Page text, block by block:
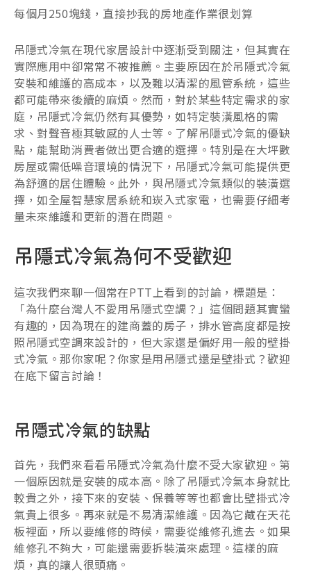
每個月250塊錢，直接抄我的房地產作業很划算
吊隱式冷氣在現代家居設計中逐漸受到關注，但其實在
實際應用中卻常常不被推薦。主要原因在於吊隱式冷氣
安裝和維護的高成本，以及難以清潔的風管系統，這些
都可能帶來後續的麻煩。然而，對於某些特定需求的家
庭，吊隱式冷氣仍然有其優勢，如特定裝潢風格的需
求、對聲音極其敏感的人士等。了解吊隱式冷氣的優缺
點，能幫助消費者做出更合適的選擇。特別是在大坪數
房屋或需低噪音環境的情況下，吊隱式冷氣可能提供更
為舒適的居住體驗。此外，與吊隱式冷氣類似的裝潢選
擇，如全屋智慧家居系統和崁入式家電，也需要仔細考
量未來維護和更新的潛在問題。
吊隱式冷氣為何不受歡迎
這次我們來聊一個常在PTT上看到的討論，標題是：
「為什麼台灣人不愛用吊隱式空調？」這個問題其實蠻
有趣的，因為現在的建商蓋的房子，排水管高度都是按
照吊隱式空調來設計的，但大家還是偏好用一般的壁掛
式冷氣。那你家呢？你家是用吊隱式還是壁掛式？歡迎
在底下留言討論！
吊隱式冷氣的缺點
首先，我們來看看吊隱式冷氣為什麼不受大家歡迎。第
一個原因就是安裝的成本高。除了吊隱式冷氣本身就比
較貴之外，接下來的安裝、保養等等也都會比壁掛式冷
氣貴上很多。再來就是不易清潔維護。因為它藏在天花
板裡面，所以要維修的時候，需要從維修孔進去。如果
維修孔不夠大，可能還需要拆裝潢來處理。這樣的麻
煩，真的讓人很頭痛。